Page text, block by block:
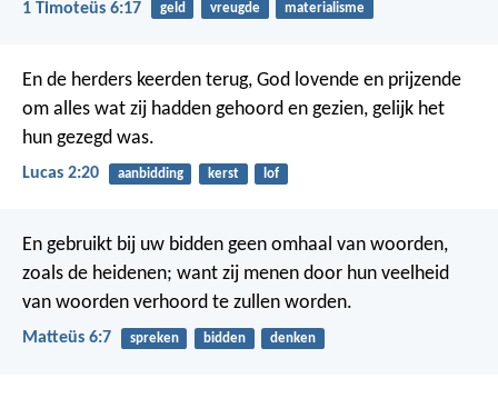
1 Timoteüs 6:17 geld vreugde materialisme
En de herders keerden terug, God lovende en prijzende
om alles wat zij hadden gehoord en gezien, gelijk het
hun gezegd was.
Lucas 2:20 aanbidding kerst lof
En gebruikt bij uw bidden geen omhaal van woorden,
zoals de heidenen; want zij menen door hun veelheid
van woorden verhoord te zullen worden.
Matteüs 6:7 spreken bidden denken